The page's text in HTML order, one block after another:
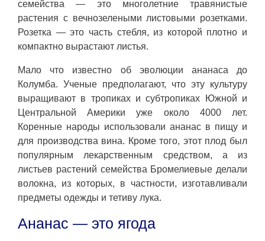
семейства — это многолетние травянистые
растения с вечнозелеными листовыми розетками.
Розетка — это часть стебля, из которой плотно и
компактно вырастают листья.
Мало что известно об эволюции ананаса до
Колумба. Ученые предполагают, что эту культуру
выращивают в тропиках и субтропиках Южной и
Центральной Америки уже около 4000 лет.
Коренные народы использовали ананас в пищу и
для производства вина. Кроме того, этот плод был
популярным лекарственным средством, а из
листьев растений семейства Бромелиевые делали
волокна, из которых, в частности, изготавливали
предметы одежды и тетиву лука.
Ананас — это ягода